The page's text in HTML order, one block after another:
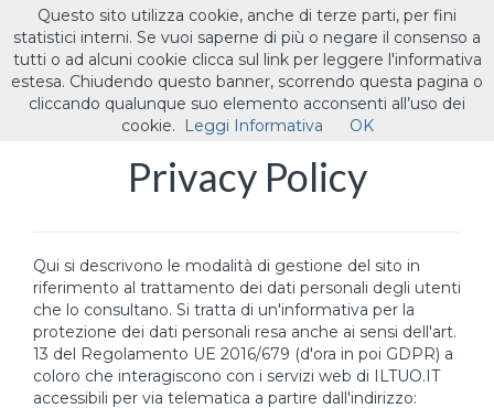
Toggle
ILTUO.IT
Privacy Policy
Qui si descrivono le modalità di gestione del sito in
riferimento al trattamento dei dati personali degli utenti
che lo consultano. Si tratta di un'informativa per la
protezione dei dati personali resa anche ai sensi dell'art.
13 del Regolamento UE 2016/679 (d'ora in poi GDPR) a
coloro che interagiscono con i servizi web di ILTUO.IT
accessibili per via telematica a partire dall'indirizzo:
Questo sito utilizza cookie, anche di terze parti, per fini
statistici interni. Se vuoi saperne di più o negare il consenso a
tutti o ad alcuni cookie clicca sul link per leggere l'informativa
estesa. Chiudendo questo banner, scorrendo questa pagina o
cliccando qualunque suo elemento acconsenti all’uso dei
cookie.
Leggi Informativa OK